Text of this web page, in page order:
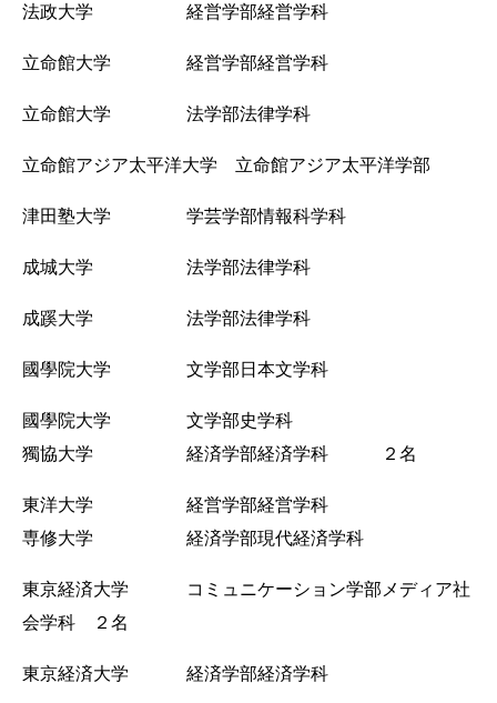
法政大学 経営学部経営学科
立命館大学 経営学部経営学科
立命館大学 法学部法律学科
立命館アジア太平洋大学 立命館アジア太平洋学部
津田塾大学 学芸学部情報科学科
成城大学 法学部法律学科
成蹊大学 法学部法律学科
國學院大学 文学部日本文学科
國學院大学 文学部史学科
獨協大学 経済学部経済学科 ２名
東洋大学 経営学部経営学科
専修大学 経済学部現代経済学科
東京経済大学 コミュニケーション学部メディア社
会学科 ２名
東京経済大学 経済学部経済学科